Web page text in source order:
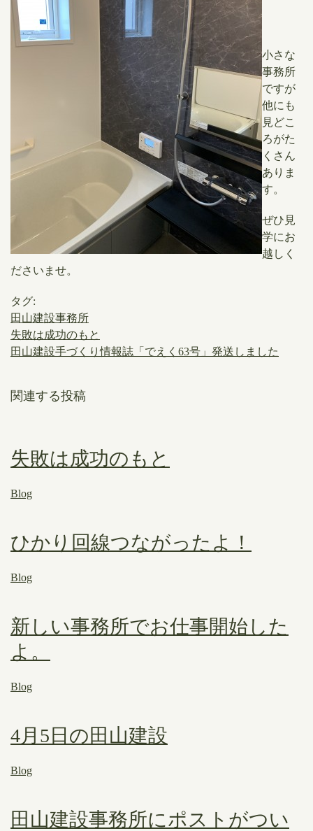
小さな
事務所
ですが
他にも
見どこ
ろがた
くさん
ありま
す。
ぜひ見
学にお
越しく
ださいませ。
タグ:
田山建設事務所
失敗は成功のもと
田山建設手づくり情報誌「でえく63号」発送しました
関連する投稿
失敗は成功のもと
Blog
ひかり回線つながったよ！
Blog
新しい事務所でお仕事開始した
よ。
Blog
4月5日の田山建設
Blog
田山建設事務所にポストがつい